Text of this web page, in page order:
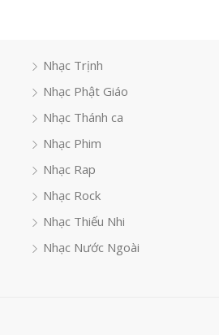
Nhạc Trịnh
Nhạc Phật Giáo
Nhạc Thánh ca
Nhạc Phim
Nhạc Rap
Nhạc Rock
Nhạc Thiếu Nhi
Nhạc Nước Ngoài